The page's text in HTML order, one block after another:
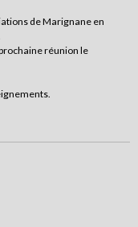
de Marignane en
réunion le